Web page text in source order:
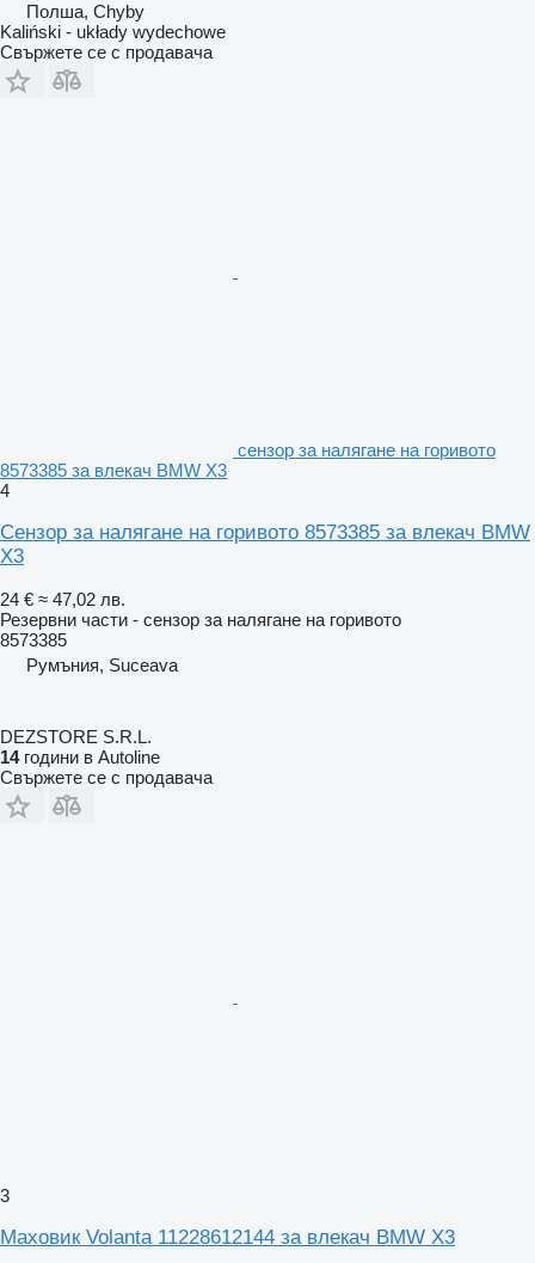
Полша, Chyby
Kaliński - układy wydechowe
Свържете се с продавача
сензор за налягане на горивото
8573385 за влекач BMW X3
4
Сензор за налягане на горивото 8573385 за влекач BMW
X3
24 € ≈ 47,02 лв.
Резервни части - сензор за налягане на горивото
8573385
Румъния, Suceava
DEZSTORE S.R.L.
14години в Autoline
Свържете се с продавача
3
Маховик Volanta 11228612144 за влекач BMW X3